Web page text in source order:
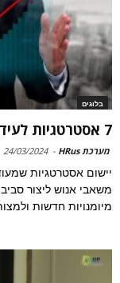
בלוגים
7 אסטרטגיות לעידוד צמיחה מקצועית של עובדים
מערכת HRus -
24/03/2024
יישום אסטרטגיות
משאבי אנוש ליצור
מיומנויות חדשות